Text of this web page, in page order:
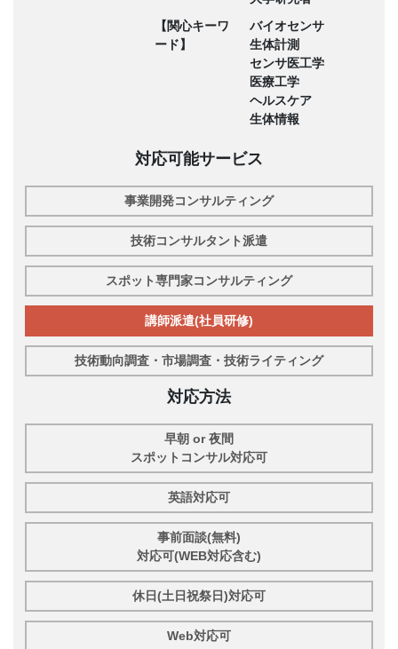
【関心キーワ
ード】
バイオセンサ
生体計測
センサ医工学
医療工学
ヘルスケア
生体情報
対応可能サービス
事業開発コンサルティング
技術コンサルタント派遣
スポット専門家コンサルティング
講師派遣(社員研修)
技術動向調査・市場調査・技術ライティング
対応方法
早朝 or 夜間
スポットコンサル対応可
英語対応可
事前面談(無料)
対応可(WEB対応含む)
休日(土日祝祭日)対応可
Web対応可